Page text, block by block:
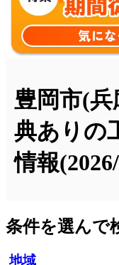
豊岡市(
典ありの
情報
条件を選んで
地域